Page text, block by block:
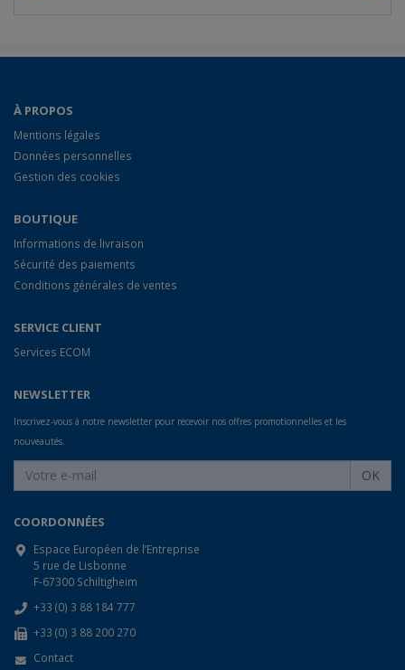
À PROPOS
Mentions légales
Données personnelles
Gestion des cookies
BOUTIQUE
Informations de livraison
Sécurité des paiements
Conditions générales de ventes
SERVICE CLIENT
Services ECOM
NEWSLETTER
Inscrivez-vous à notre newsletter pour recevoir nos offres promotionnelles et les
nouveautés.
OK
COORDONNÉES
Espace Européen de l’Entreprise
5 rue de Lisbonne
F-67300 Schiltigheim
+33 (0) 3 88 184 777
+33 (0) 3 88 200 270
Contact